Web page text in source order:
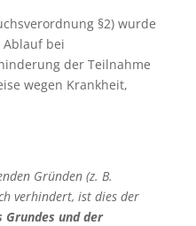
§2) wurde
bei
der Teilnahme
wegen Krankheit,
Gründen (z. B.
verhindert, ist dies der
Grundes und der